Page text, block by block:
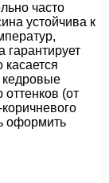
часто
устойчива к
гарантирует
касается
кедровые
(от
оформить